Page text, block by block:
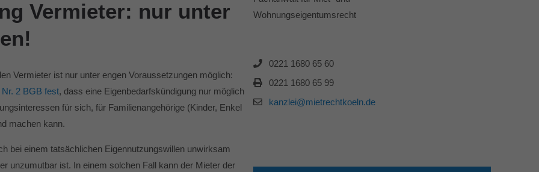
Vermieter: nur unter
Vermieter ist nur unter engen Voraussetzungen möglich:
2 BGB fest, dass eine Eigenbedarfskündigung nur möglich
für sich, für Familienangehörige (Kinder, Enkel
machen kann.
bei einem tatsächlichen Eigennutzungswillen unwirksam
unzumutbar ist. In einem solchen Fall kann der Mieter der
Wohnungseigentumsrecht
0221 1680 65 60
0221 1680 65 99
kanzlei@mietrechtkoeln.de